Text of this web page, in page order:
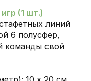
(1 шт.)
линий
6 полусфер,
команды свой